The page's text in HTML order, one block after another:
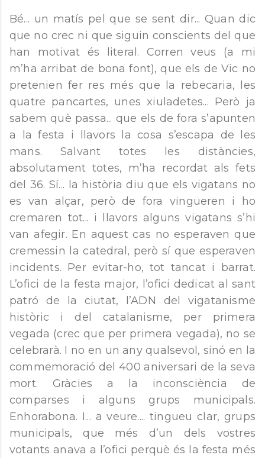
Bé... un matís pel que se sent dir... Quan dic
que no crec ni que siguin conscients del que
han motivat és literal. Corren veus (a mi
m’ha arribat de bona font), que els de Vic no
pretenien fer res més que la rebecaria, les
quatre pancartes, unes xiuladetes... Però ja
sabem què passa... que els de fora s’apunten
a la festa i llavors la cosa s’escapa de les
mans. Salvant totes les distàncies,
absolutament totes, m’ha recordat als fets
del 36. Sí... la història diu que els vigatans no
es van alçar, però de fora vingueren i ho
cremaren tot... i llavors alguns vigatans s’hi
van afegir. En aquest cas no esperaven que
cremessin la catedral, però sí que esperaven
incidents. Per evitar-ho, tot tancat i barrat.
L’ofici de la festa major, l’ofici dedicat al sant
patró de la ciutat, l’ADN del vigatanisme
històric i del catalanisme, per primera
vegada (crec que per primera vegada), no se
celebrarà. I no en un any qualsevol, sinó en la
commemoració del 400 aniversari de la seva
mort. Gràcies a la inconsciència de
comparses i alguns grups municipals.
Enhorabona. I... a veure.... tingueu clar, grups
municipals, que més d’un dels vostres
votants anava a l’ofici perquè és la festa més